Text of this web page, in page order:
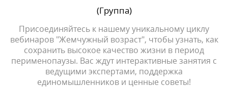
(Группа)
Присоединяйтесь к нашему уникальному циклу
вебинаров "Жемчужный возраст", чтобы узнать, как
сохранить высокое качество жизни в период
перименопаузы. Вас ждут интерактивные занятия с
ведущими экспертами, поддержка
единомышленников и ценные советы!